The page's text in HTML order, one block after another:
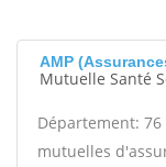
AMP
Mutuelle Santé
Département: 76
mutuelles